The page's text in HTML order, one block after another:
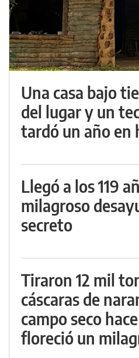
Una casa bajo
del lugar y un
tardó un año en
Llegó a los 119
milagroso
secreto
Tiraron 12 mil
cáscaras de
campo seco
floreció un